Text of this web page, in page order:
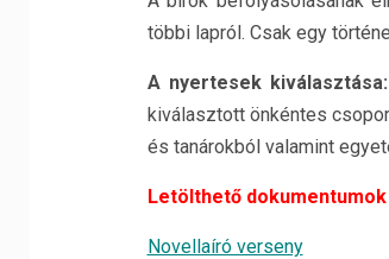
többi lapról. Csak egy
A nyertesek kiválasztása:
kiválasztott önkéntes
és tanárokból valamint
Letölthető dokumentumok
Novellaíró verseny